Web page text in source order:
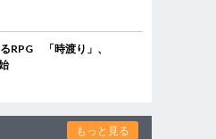
RPG 「時渡り」、
もっと見る